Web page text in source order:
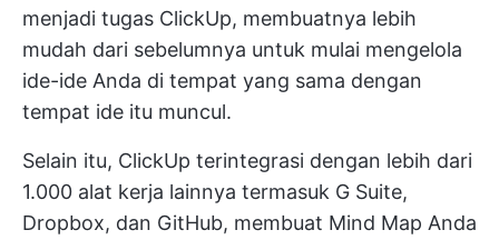
menjadi tugas ClickUp, membuatnya lebih
mudah dari sebelumnya untuk mulai mengelola
ide-ide Anda di tempat yang sama dengan
tempat ide itu muncul.
Selain itu, ClickUp terintegrasi dengan lebih dari
1.000 alat kerja lainnya termasuk G Suite,
Dropbox, dan GitHub, membuat Mind Map Anda